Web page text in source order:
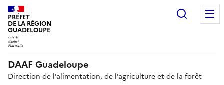
PRÉFET
DE LA RÉGION
GUADELOUPE
DAAF Guadeloupe
Direction de l’alimentation, de l’agriculture et de la forêt